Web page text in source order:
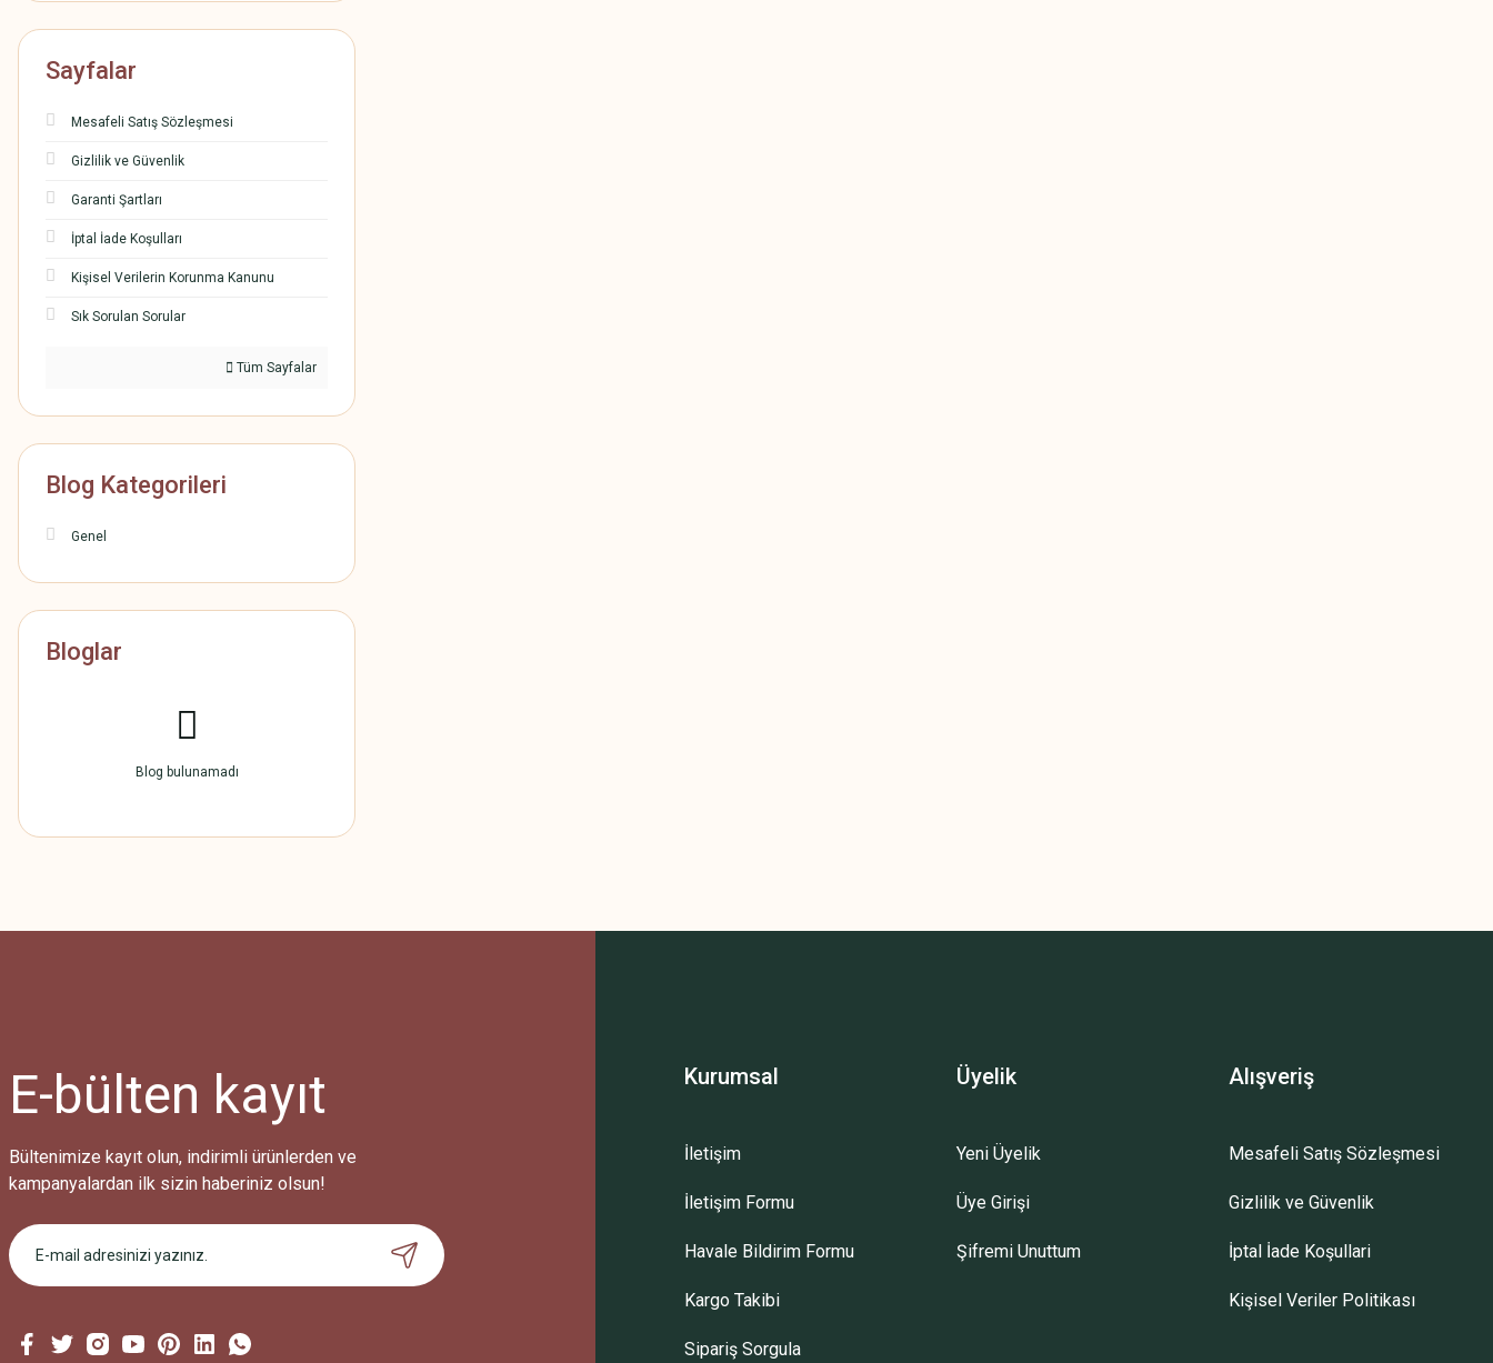
Sayfalar
Mesafeli Satış Sözleşmesi
Gizlilik ve Güvenlik
Garanti Şartları
İptal İade Koşulları
Kişisel Verilerin Korunma Kanunu
Sık Sorulan Sorular
Tüm Sayfalar
Blog Kategorileri
Genel
Bloglar
Blog bulunamadı
E-bülten kayıt
Bültenimize kayıt olun, indirimli ürünlerden ve
kampanyalardan ilk sizin haberiniz olsun!
Kurumsal
İletişim
İletişim Formu
Havale Bildirim Formu
Kargo Takibi
Sipariş Sorgula
Üyelik
Yeni Üyelik
Üye Girişi
Şifremi Unuttum
Alışveriş
Mesafeli Satış Sözleşmesi
Gizlilik ve Güvenlik
İptal İade Koşullari
Kişisel Veriler Politikası